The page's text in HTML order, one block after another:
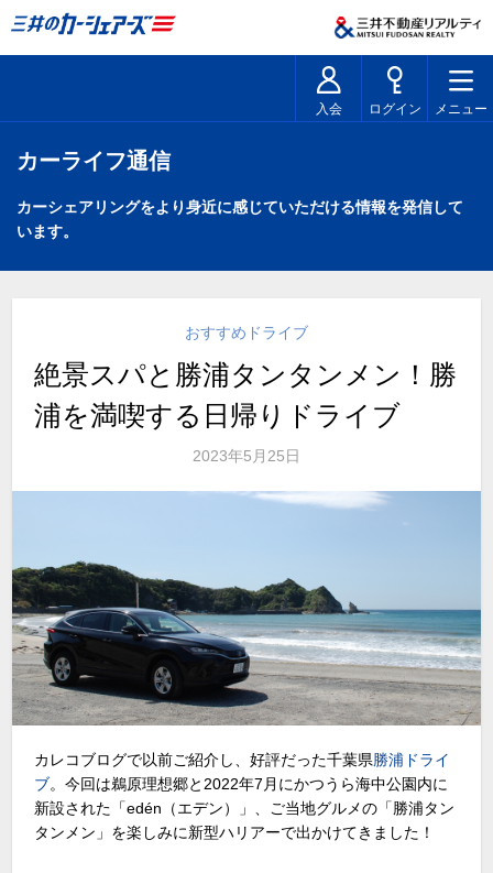
入会 ログイン メニュー
カーライフ通信
カーシェアリングをより身近に感じていただける情報を発信して
います。
おすすめドライブ
絶景スパと勝浦タンタンメン！勝
浦を満喫する日帰りドライブ
2023年5月25日
カレコブログで以前ご紹介し、好評だった千葉県勝浦ドライ
ブ。今回は鵜原理想郷と2022年7月にかつうら海中公園内に
新設された「edén（エデン）」、ご当地グルメの「勝浦タン
タンメン」を楽しみに新型ハリアーで出かけてきました！